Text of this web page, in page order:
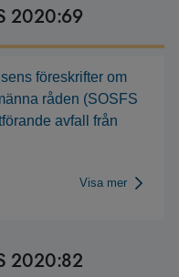
2020:69
föreskrifter om
råden (SOSFS
avfall från
Visa mer
2020:82